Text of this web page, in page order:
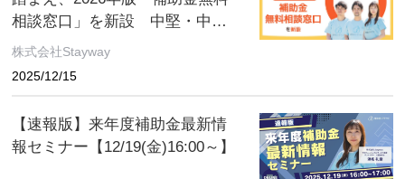
相談窓口」を新設 中堅・中小
企業の補助金活用支援をさらに
株式会社Stayway
2025/12/15
【速報版】来年度補助金最新情
報セミナー【12/19(金)16:00～】